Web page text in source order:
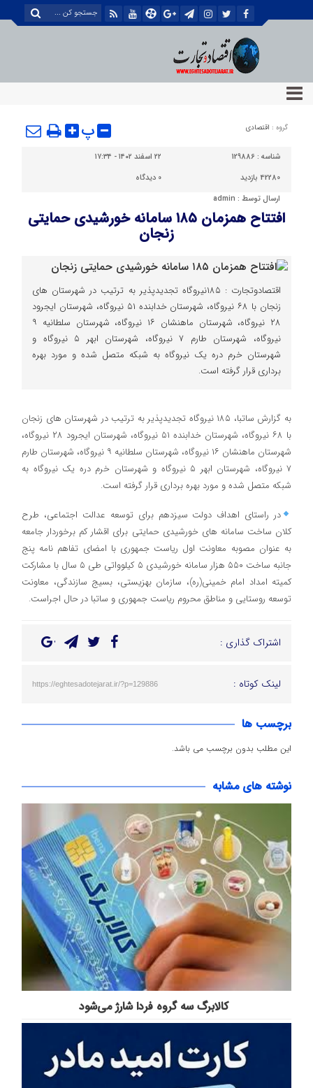
گروه : اقتصادی پ
شناسه : 129886
۲۲ اسفند ۱۴۰۲ - ۱۷:۳۴
42280 بازدید
0 دیدگاه
ارسال توسط : admin
افتتاح همزمان ۱۸۵ سامانه خورشیدی حمایتی
زنجان
اقتصادوتجارت : ۱۸۵نیروگاه تجدیدپذیر به ترتیب در شهرستان های
زنجان با ۶۸ نیروگاه، شهرستان خدابنده ۵۱ نیروگاه، شهرستان ایجرود
۲۸ نیروگاه، شهرستان ماهنشان ۱۶ نیروگاه، شهرستان سلطانیه ۹
نیروگاه، شهرستان طارم ۷ نیروگاه، شهرستان ابهر ۵ نیروگاه و
شهرستان خرم دره یک نیروگاه به شبکه متصل شده و مورد بهره
برداری قرار گرفته است.
به گزارش ساتبا، ۱۸۵ نیروگاه تجدیدپذیر به ترتیب در شهرستان های زنجان
با ۶۸ نیروگاه، شهرستان خدابنده ۵۱ نیروگاه، شهرستان ایجرود ۲۸ نیروگاه،
شهرستان ماهنشان ۱۶ نیروگاه، شهرستان سلطانیه ۹ نیروگاه، شهرستان طارم
۷ نیروگاه، شهرستان ابهر ۵ نیروگاه و شهرستان خرم دره یک نیروگاه به
شبکه متصل شده و مورد بهره برداری قرار گرفته است.
در راستای اهداف دولت سیزدهم برای توسعه عدالت اجتماعی، طرح
کلان ساخت سامانه های خورشیدی حمایتی برای اقشار کم برخوردار جامعه
به عنوان مصوبه معاونت اول ریاست جمهوری با امضای تفاهم نامه پنج
جانبه ساخت ۵۵۰ هزار سامانه خورشیدی ۵ کیلوواتی طی ۵ سال با مشارکت
کمیته امداد امام خمینی(ره)، سازمان بهزیستی، بسیج سازندگی، معاونت
توسعه روستایی و مناطق محروم ریاست جمهوری و ساتبا در حال اجراست.
اشتراک گذاری :
لینک کوتاه : https://eghtesadotejarat.ir/?p=129886
برچسب ها
این مطلب بدون برچسب می باشد.
نوشته های مشابه
️کالابرگ سه گروه فردا شارژ می‌شود